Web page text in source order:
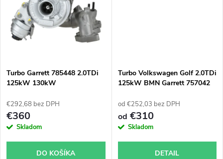
o
o
v
Turbo Garrett 785448 2.0TDi
125kW 130kW
€292,68 bez DPH
€360
Skladom
DO KOŠÍKA
Turbo Volkswagen Golf 2.0TDi
125kW BMN Garrett 757042
od €252,03 bez DPH
od €310
Skladom
DETAIL